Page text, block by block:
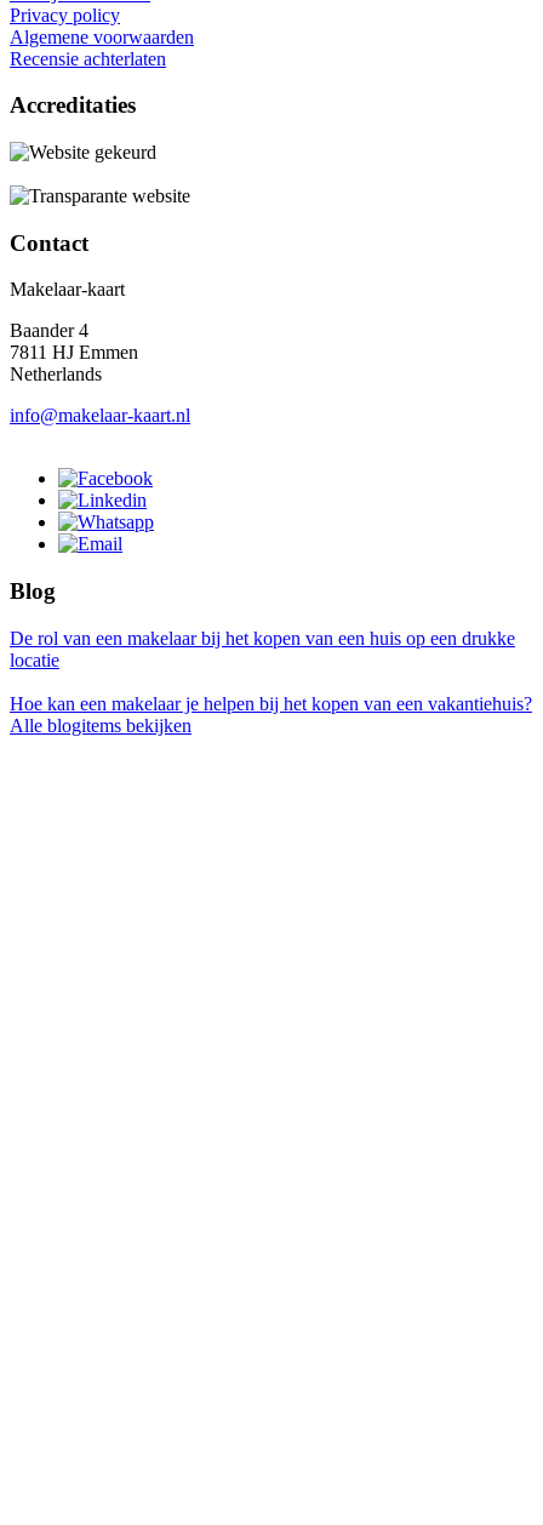
Privacy policy
Algemene voorwaarden
Recensie achterlaten
Accreditaties
Contact
Makelaar-kaart
Baander 4
7811 HJ Emmen
Netherlands
info@makelaar-kaart.nl
Blog
De rol van een makelaar bij het kopen van een huis op een drukke
locatie
Hoe kan een makelaar je helpen bij het kopen van een vakantiehuis?
Alle blogitems bekijken